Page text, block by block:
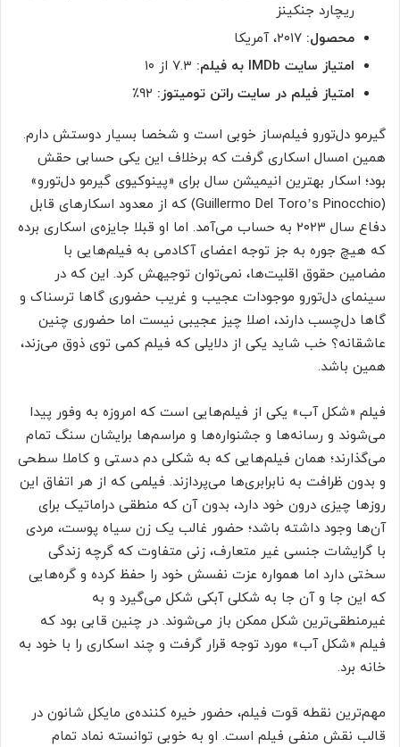
ریچارد جنکینز
محصول:
امتیاز سایت IMDb به فیلم:
امتیاز فیلم در سایت راتن تومیتوز:
گیرمو دل‌تورو فیلم‌ساز خوبی است و شخصا بسیار دوستش دارم.
همین امسال اسکاری گرفت که برخلاف این یکی حسابی حقش
بود؛ اسکار بهترین انیمیشن سال برای «پینوکیوی گیرمو دل‌تورو»
(Guillermo Del Toro’s Pinocchio) که از معدود اسکارهای قابل
دفاع سال ۲۰۲۳ به حساب می‌آمد. اما او قبلا جایزه‌ی اسکاری برده
که هیچ جوره به جز توجه اعضای آکادمی به فیلم‌هایی با
مضامین حقوق اقلیت‌ها، نمی‌توان توجیهش کرد. این که در
سینمای دل‌تورو موجودات عجیب و غریب حضوری گاها ترسناک و
گاها دل‌چسب دارند، اصلا چیز عجیبی نیست اما حضوری چنین
عاشقانه؟ خب شاید یکی از دلایلی که فیلم کمی توی ذوق می‌زند،
همین باشد.
فیلم «شکل آب» یکی از فیلم‌هایی است که امروزه به وفور پیدا
می‌شوند و رسانه‌ها و جشنواره‌ها و مراسم‌ها برایشان سنگ تمام
می‌گذارند؛ همان فیلم‌هایی که به شکلی دم دستی و کاملا سطحی
و بدون ظرافت به نابرابری‌ها می‌پردازند. فیلمی که از هر اتفاق این
روزها چیزی درون خود دارد، بدون آن که منطقی دراماتیک برای
آن‌ها وجود داشته باشد؛ حضور غالب یک زن سیاه پوست، مردی
با گرایشات جنسی غیر متعارف، زنی متفاوت که گرچه زندگی
سختی دارد اما همواره عزت نفسش خود را حفظ کرده و گره‌هایی
که این جا و آن جا به شکلی آبکی شکل می‌گیرد و به
غیرمنطقی‌ترین شکل ممکن باز می‌شوند. در چنین قابی بود که
فیلم «شکل آب» مورد توجه قرار گرفت و چند اسکاری را با خود به
خانه برد.
مهم‌ترین نقطه قوت فیلم، حضور خیره کننده‌ی مایکل شانون در
قالب نقش منفی فیلم است. او به خوبی توانسته نماد تمام